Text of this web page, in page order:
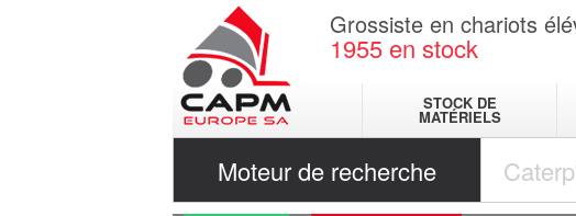
Grossiste en chariots
1955 en stock
STOCK DE
MATÉRIELS
Moteur de recherche